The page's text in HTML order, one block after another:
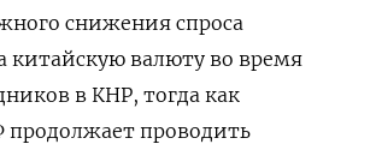
снижения спроса
китайскую валюту во время
в КНР, тогда как
продолжает проводить